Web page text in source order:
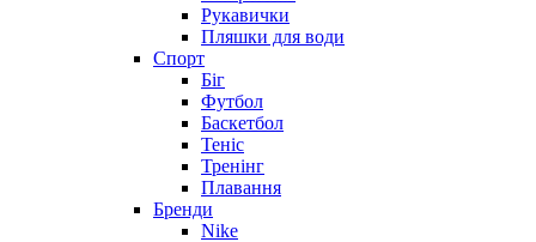
Рукавички
Пляшки для води
Спорт
Біг
Футбол
Баскетбол
Теніс
Тренінг
Плавання
Бренди
Nike